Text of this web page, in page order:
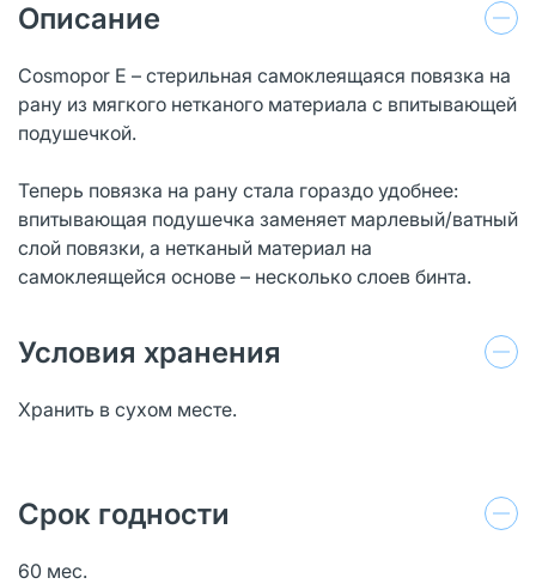
Описание
Cosmopor E – стерильная самоклеящаяся повязка на
рану из мягкого нетканого материала с впитывающей
подушечкой.
Теперь повязка на рану стала гораздо удобнее:
впитывающая подушечка заменяет марлевый/ватный
слой повязки, а нетканый материал на
самоклеящейся основе – несколько слоев бинта.
Условия хранения
Хранить в сухом месте.
Срок годности
60 мес.